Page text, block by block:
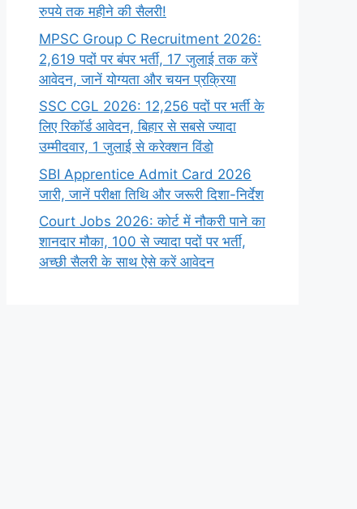
रुपये तक महीने की सैलरी!
MPSC Group C Recruitment 2026:
2,619 पदों पर बंपर भर्ती, 17 जुलाई तक करें
आवेदन, जानें योग्यता और चयन प्रक्रिया
SSC CGL 2026: 12,256 पदों पर भर्ती के
लिए रिकॉर्ड आवेदन, बिहार से सबसे ज्यादा
उम्मीदवार, 1 जुलाई से करेक्शन विंडो
SBI Apprentice Admit Card 2026
जारी, जानें परीक्षा तिथि और जरूरी दिशा-निर्देश
Court Jobs 2026: कोर्ट में नौकरी पाने का
शानदार मौका, 100 से ज्यादा पदों पर भर्ती,
अच्छी सैलरी के साथ ऐसे करें आवेदन